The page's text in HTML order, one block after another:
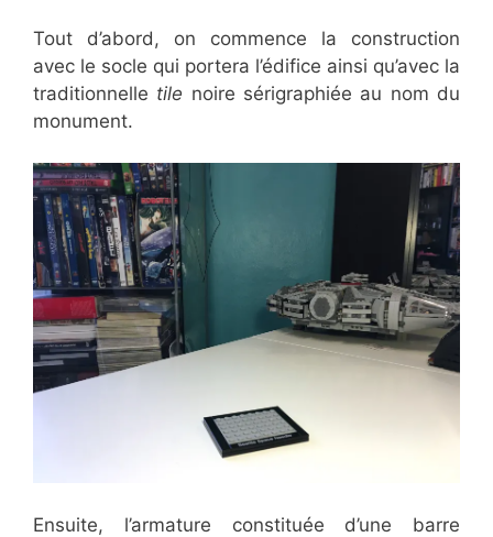
Tout d’abord, on commence la construction
avec le socle qui portera l’édifice ainsi qu’avec la
traditionnelle tile noire sérigraphiée au nom du
monument.
Ensuite, l’armature constituée d’une barre